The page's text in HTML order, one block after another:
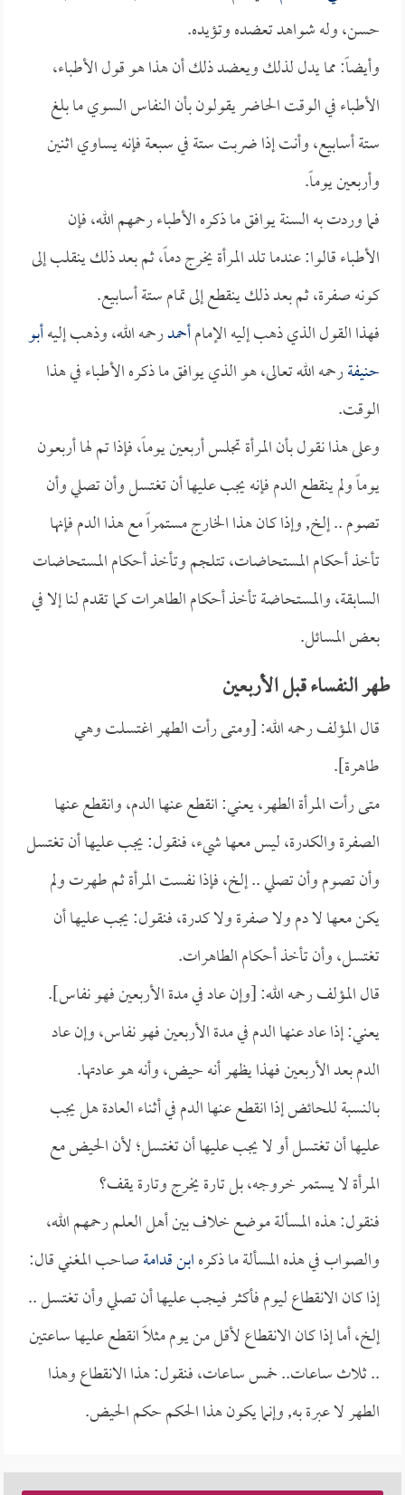
حسن، وله شواهد تعضده وتؤيده.
وأيضاً: مما يدل لذلك ويعضد ذلك أن هذا هو قول الأطباء،
الأطباء في الوقت الحاضر يقولون بأن النفاس السوي ما بلغ
ستة أسابيع، وأنت إذا ضربت ستة في سبعة فإنه يساوي اثنين
وأربعين يوماً.
فما وردت به السنة يوافق ما ذكره الأطباء رحمهم الله، فإن
الأطباء قالوا: عندما تلد المرأة يخرج دماً، ثم بعد ذلك ينقلب إلى
كونه صفرة، ثم بعد ذلك ينقطع إلى تمام ستة أسابيع.
فهذا القول الذي ذهب إليه الإمامأحمدرحمه الله، وذهب إليهأبو
حنيفةرحمه الله تعالى، هو الذي يوافق ما ذكره الأطباء في هذا
الوقت.
وعلى هذا نقول بأن المرأة تجلس أربعين يوماً، فإذا تم لها أربعون
يوماً ولم ينقطع الدم فإنه يجب عليها أن تغتسل وأن تصلي وأن
تصوم .. إلخ, وإذا كان هذا الخارج مستمراً مع هذا الدم فإنها
تأخذ أحكام المستحاضات، تتلجم وتأخذ أحكام المستحاضات
السابقة، والمستحاضة تأخذ أحكام الطاهرات كما تقدم لنا إلا في
بعض المسائل.
طهر النفساء قبل الأربعين
قال المؤلف رحمه الله: [ومتى رأت الطهر اغتسلت وهي
طاهرة].
متى رأت المرأة الطهر، يعني: انقطع عنها الدم، وانقطع عنها
الصفرة والكدرة، ليس معها شيء، فنقول: يجب عليها أن تغتسل
وأن تصوم وأن تصلي .. إلخ، فإذا نفست المرأة ثم طهرت ولم
يكن معها لا دم ولا صفرة ولا كدرة، فنقول: يجب عليها أن
تغتسل، وأن تأخذ أحكام الطاهرات.
قال المؤلف رحمه الله: [وإن عاد في مدة الأربعين فهو نفاس].
يعني: إذا عاد عنها الدم في مدة الأربعين فهو نفاس، وإن عاد
الدم بعد الأربعين فهذا يظهر أنه حيض، وأنه هو عادتها.
بالنسبة للحائض إذا انقطع عنها الدم في أثناء العادة هل يجب
عليها أن تغتسل أو لا يجب عليها أن تغتسل؛ لأن الحيض مع
المرأة لا يستمر خروجه، بل تارة يخرج وتارة يقف؟
فنقول: هذه المسألة موضع خلاف بين أهل العلم رحمهم الله،
والصواب في هذه المسألة ما ذكرهابن قدامةصاحب المغني قال:
إذا كان الانقطاع ليوم فأكثر فيجب عليها أن تصلي وأن تغتسل ..
إلخ، أما إذا كان الانقطاع لأقل من يوم مثلاً انقطع عليها ساعتين
.. ثلاث ساعات.. خمس ساعات، فنقول: هذا الانقطاع وهذا
الطهر لا عبرة به, وإنما يكون هذا الحكم حكم الحيض.